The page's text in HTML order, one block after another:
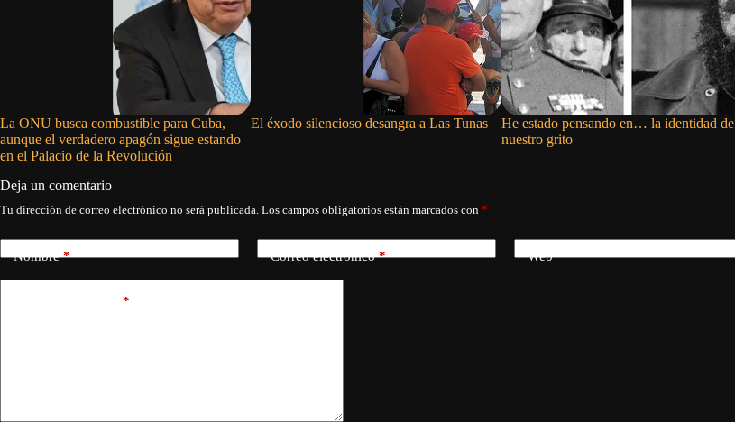
La ONU busca combustible para Cuba,
aunque el verdadero apagón sigue estando
en el Palacio de la Revolución
El éxodo silencioso desangra a Las Tunas
He estado pensando en… la identidad de
nuestro grito
Deja un comentario
Tu dirección de correo electrónico no será publicada. Los campos obligatorios están marcados con *
Nombre* Correo electrónico* Web
*